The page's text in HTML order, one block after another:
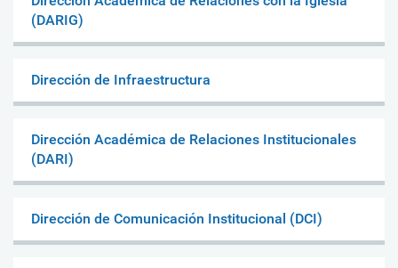
(DARIG)
Dirección de Infraestructura
Dirección Académica de Relaciones Institucionales
(DARI)
Dirección de Comunicación Institucional (DCI)